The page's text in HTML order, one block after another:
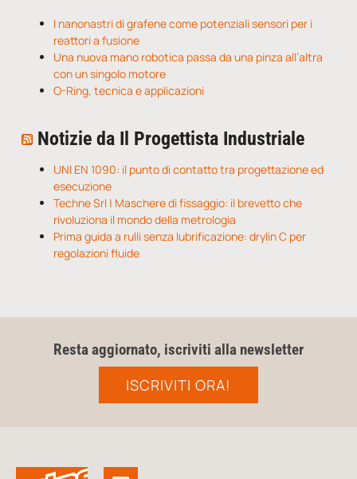
I nanonastri di grafene come potenziali sensori per i
reattori a fusione
Una nuova mano robotica passa da una pinza all’altra
con un singolo motore
O-Ring, tecnica e applicazioni
Notizie da Il Progettista Industriale
UNI EN 1090: il punto di contatto tra progettazione ed
esecuzione
Techne Srl | Maschere di fissaggio: il brevetto che
rivoluziona il mondo della metrologia
Prima guida a rulli senza lubrificazione: drylin C per
regolazioni fluide
Resta aggiornato, iscriviti alla newsletter
ISCRIVITI ORA!